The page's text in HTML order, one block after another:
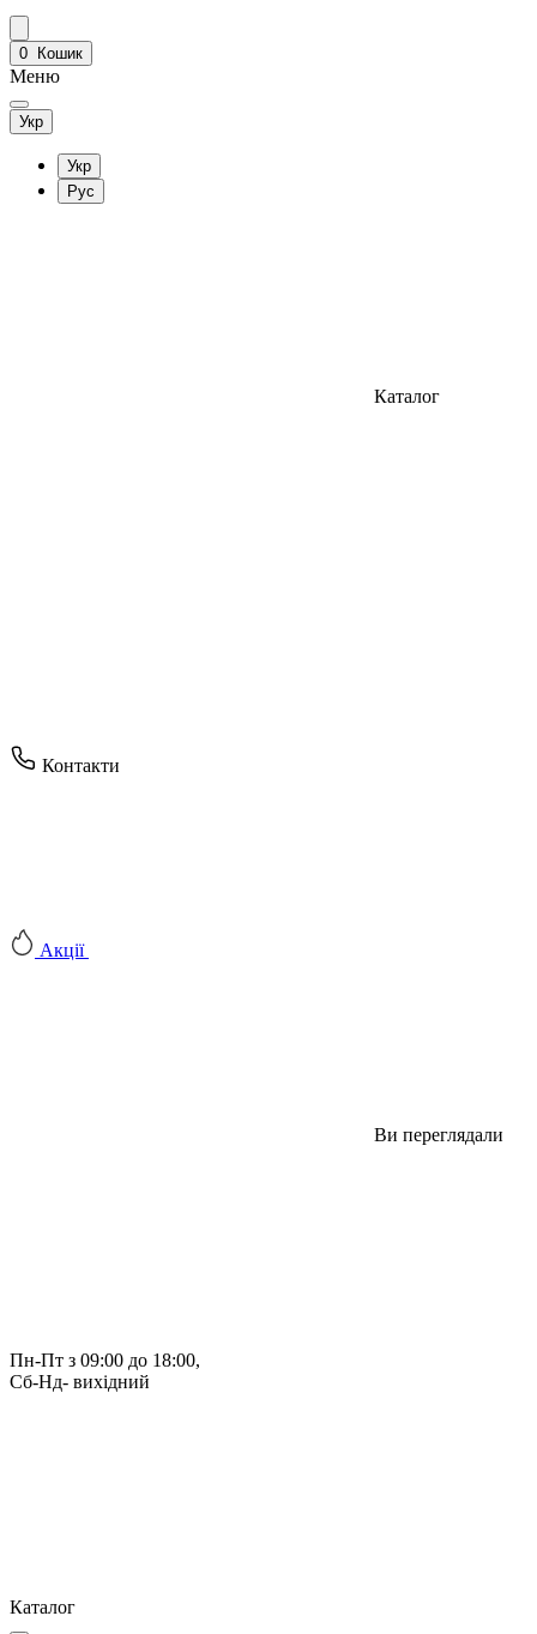
0 Кошик
Меню
Укр
Укр
Рус
Каталог
Контакти
Акції
Ви переглядали
Пн-Пт з 09:00 до 18:00,
Сб-Нд- вихідний
Каталог